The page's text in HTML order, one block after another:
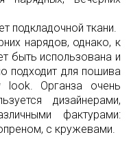
подкладочной ткани.
нарядов, однако, к
быть использована и
подходит для пошива
look. Органза очень
дизайнерами,
фактурами:
с кружевами.